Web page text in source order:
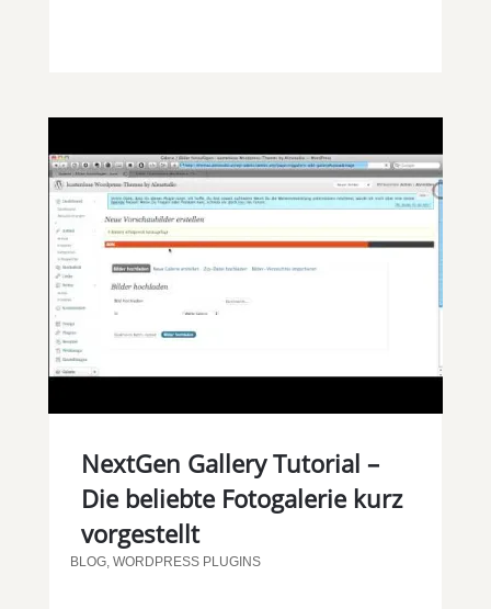
NextGen Gallery Tutorial –
Die beliebte Fotogalerie kurz
vorgestellt
BLOG, WORDPRESS PLUGINS